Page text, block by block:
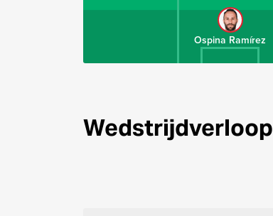
Ospina Ramírez
Wedstrijdverloop